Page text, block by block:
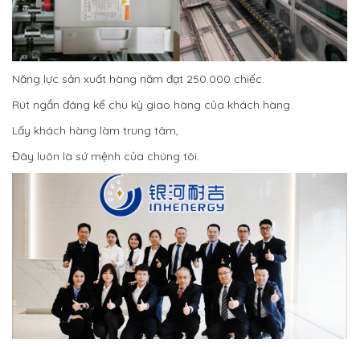
Năng lực sản xuất hàng năm đạt 250.000 chiếc.
Rút ngắn đáng kể chu kỳ giao hàng của khách hàng.
Lấy khách hàng làm trung tâm,
Đây luôn là sứ mệnh của chúng tôi.